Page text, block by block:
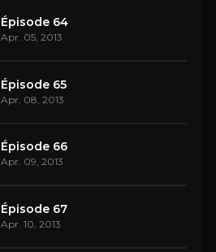
Épisode 64
Apr. 05, 2013
Épisode 65
Apr. 08, 2013
Épisode 66
Apr. 09, 2013
Épisode 67
Apr. 10, 2013